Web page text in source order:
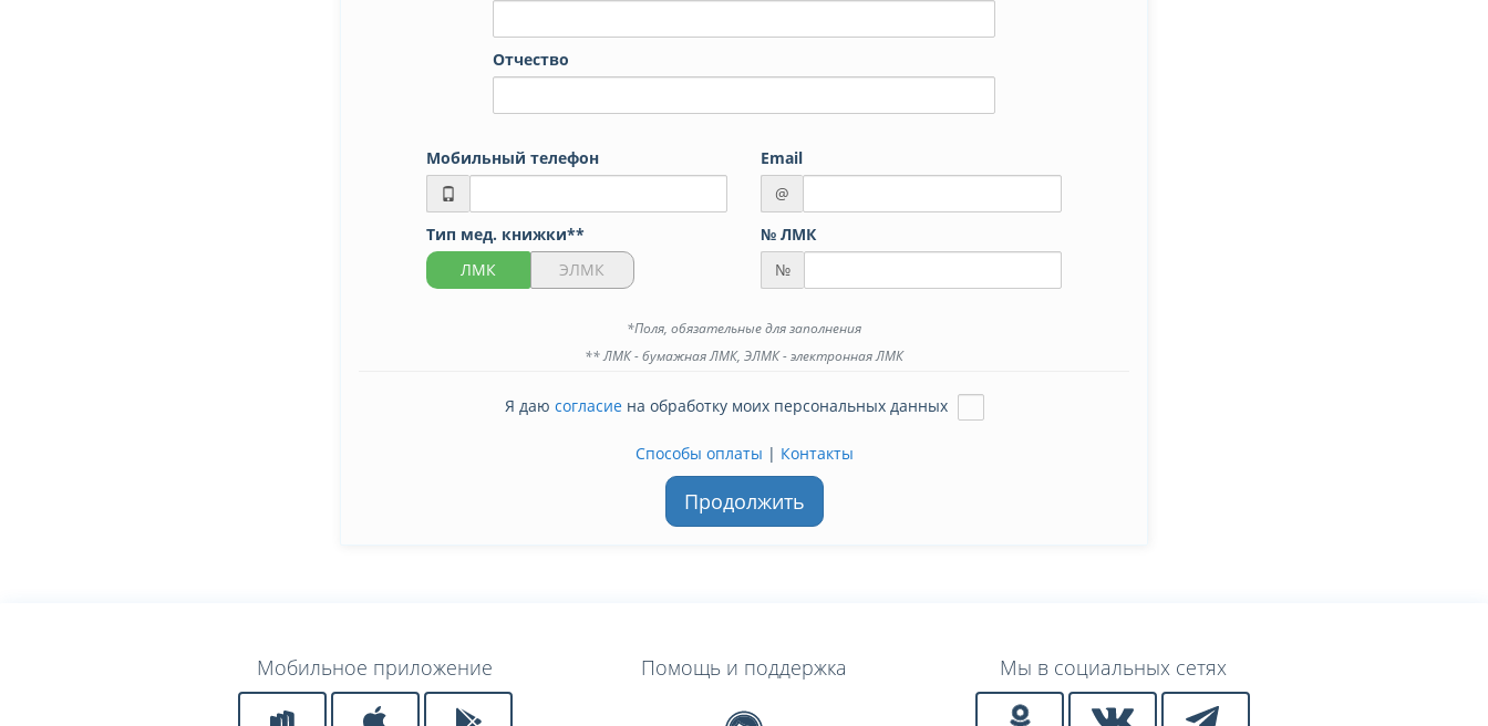
Отчество
Мобильный телефон
Email
@
Тип мед. книжки**
ЛМК
ЭЛМК
№ ЛМК
№
*Поля, обязательные для заполнения
** ЛМК - бумажная ЛМК, ЭЛМК - электронная ЛМК
Я даю согласиена обработку моих персональных данных
Способы оплаты | Контакты
Продолжить
Мобильное приложение Помощь и поддержка Мы в социальных сетях